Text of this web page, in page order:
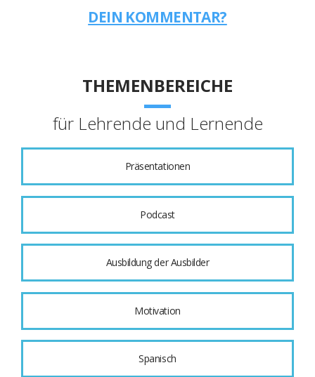
DEIN KOMMENTAR?
THEMENBEREICHE
für Lehrende und Lernende
Präsentationen
Podcast
Ausbildung der Ausbilder
Motivation
Spanisch